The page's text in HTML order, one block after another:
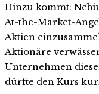
Hinzu kommt:
At-the-Market-
Aktien
Aktionäre
Unternehmen
dürfte den Kurs